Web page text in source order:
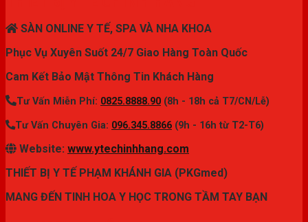
SÀN ONLINE Y TẾ, SPA VÀ NHA KHOA
Phục Vụ Xuyên Suốt 24/7 Giao Hàng Toàn Quốc
Cam Kết Bảo Mật Thông Tin Khách Hàng
Tư Vấn Miễn Phí: 0825.8888.90 (8h - 18h cả T7/CN/Lễ)
Tư Vấn Chuyên Gia: 096.345.8866 (9h - 16h từ T2-T6)
Website: www.ytechinhhang.com
THIẾT BỊ Y TẾ PHẠM KHÁNH GIA (PKGmed)
MANG ĐẾN TINH HOA Y HỌC TRONG TẦM TAY BẠN